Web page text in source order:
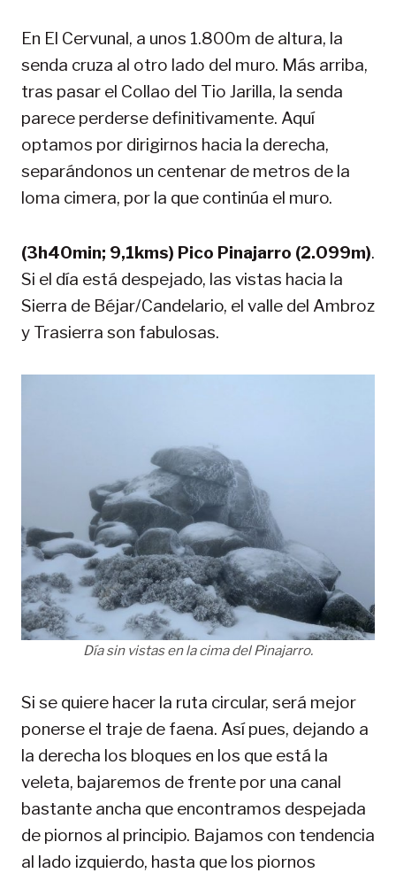
En El Cervunal, a unos 1.800m de altura, la
senda cruza al otro lado del muro. Más arriba,
tras pasar el Collao del Tio Jarilla, la senda
parece perderse definitivamente. Aquí
optamos por dirigirnos hacia la derecha,
separándonos un centenar de metros de la
loma cimera, por la que continúa el muro.
(3h40min; 9,1kms) Pico Pinajarro (2.099m).
Si el día está despejado, las vistas hacia la
Sierra de Béjar/Candelario, el valle del Ambroz
y Trasierra son fabulosas.
Día sin vistas en la cima del Pinajarro.
Si se quiere hacer la ruta circular, será mejor
ponerse el traje de faena. Así pues, dejando a
la derecha los bloques en los que está la
veleta, bajaremos de frente por una canal
bastante ancha que encontramos despejada
de piornos al principio. Bajamos con tendencia
al lado izquierdo, hasta que los piornos